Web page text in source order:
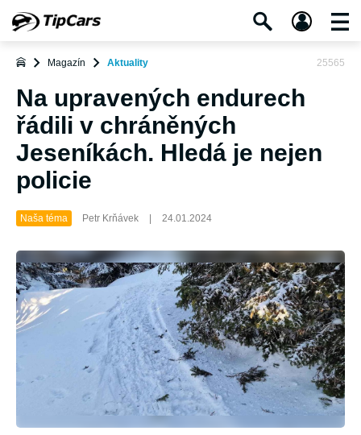
Magazín Aktuality 25565
Na upravených endurech
řádili v chráněných
Jeseníkách. Hledá je nejen
policie
Naša téma Petr Krňávek 24.01.2024